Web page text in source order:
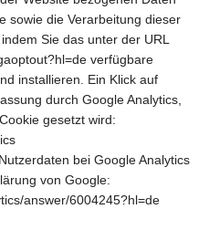
sowie die Verarbeitung dieser
Sie das unter der URL
verfügbare
installieren. Ein Klick auf
durch Google Analytics,
gesetzt wird:
bei Google Analytics
von Google:
answer/6004245?hl=de